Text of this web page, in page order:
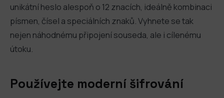
unikátní heslo alespoň o 12 znacích, ideálně kombinaci
písmen, čísel a speciálních znaků. Vyhnete se tak
nejen náhodnému připojení souseda, ale i cílenému
útoku.
Používejte moderní šifrování